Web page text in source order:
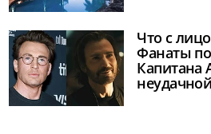
Что с
Фанаты
Капитана